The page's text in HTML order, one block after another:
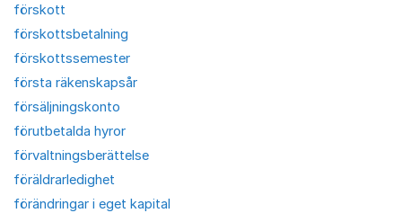
förskott
förskottsbetalning
förskottssemester
första räkenskapsår
försäljningskonto
förutbetalda hyror
förvaltningsberättelse
föräldrarledighet
förändringar i eget kapital